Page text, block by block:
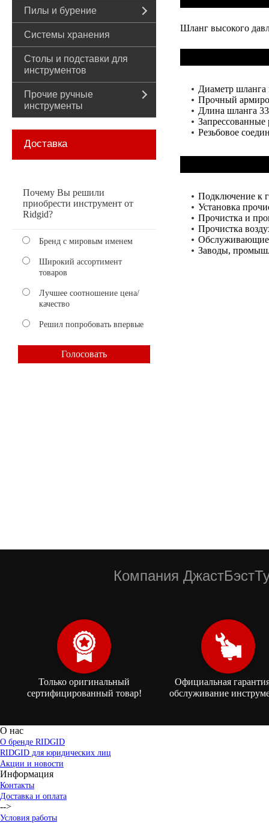
Пилы и бурение
Системы хранения
Столы и подставки для
инструментов
Прочие ручные
инструменты
Доставка
Почему Вы решили
приобрести инструмент от
Ridgid?
Бренд с мировым именем
Широкий ассортимент
товаров
Лучшее соотношение цена/
качество
Решил попробовать впервые
Шланг высокого
Диаметр шланга
Прочный
Длина шланга
Запрессованные
Резьбовое
Подключение к
Установка
Прочистка и
Прочистка
Заводы,
Компания
Только оригинальный
сертифицированный товар!
Официальная
обслуживание
О нас
О бренде RIDGID
RIDGID для юридических лиц
Акции и новости
Информация
Контакты
Доставка и оплата
-->
Условия работы